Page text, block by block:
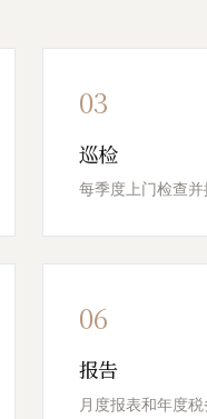
03
巡检
每季度上门检查
06
报告
月度报表和年度税